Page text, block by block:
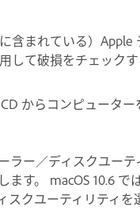
に含まれている）Apple
して破損をチェックす
からコンピューター
ラー／ディスクユーテ
ます。 macOS 10.6 で
スクユーティリティを